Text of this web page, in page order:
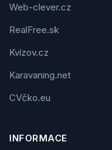
Web-clever.cz
RealFree.sk
Kvízov.cz
Karavaning.net
CVčko.eu
INFORMACE